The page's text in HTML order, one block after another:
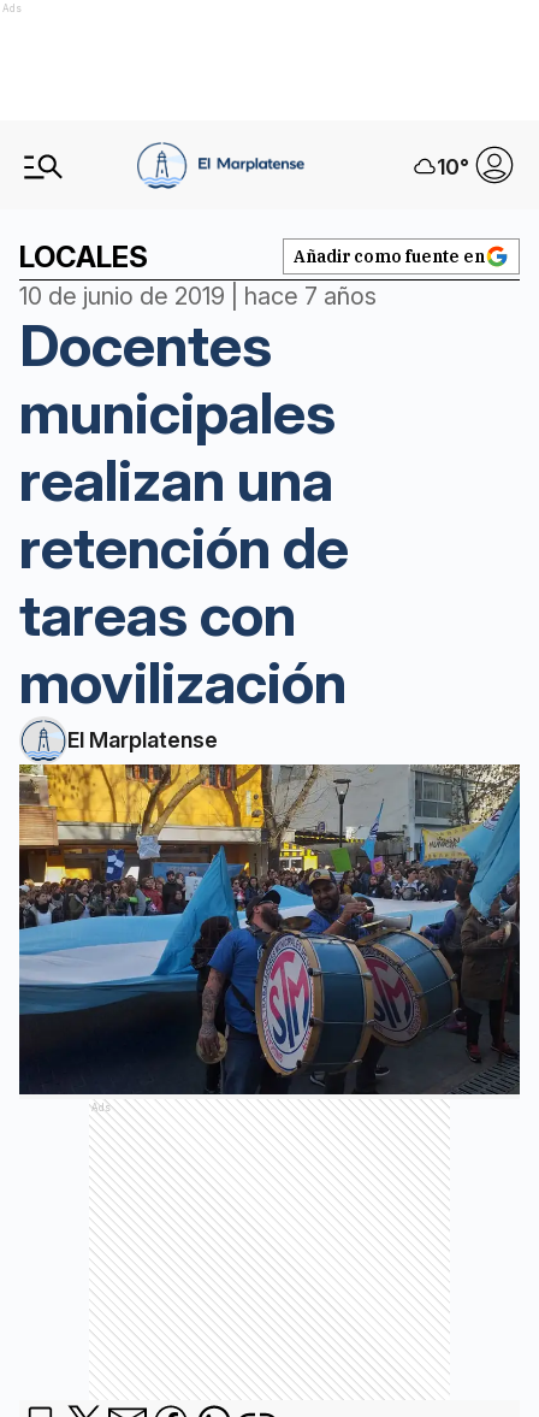
Ads
10°
LOCALES Añadir como fuente en
10 de junio de 2019 | hace 7 años
Docentes
municipales
realizan una
retención de
tareas con
movilización
El Marplatense
Ads